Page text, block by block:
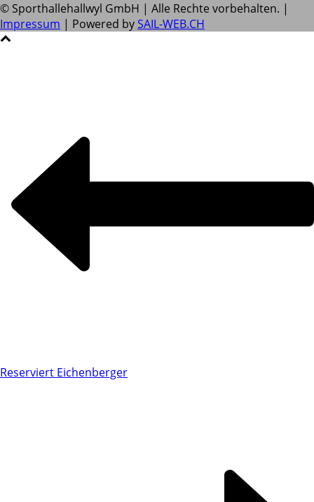
© Sporthallehallwyl GmbH | Alle Rechte vorbehalten. |
Impressum | Powered by SAIL-WEB.CH
Reserviert Eichenberger